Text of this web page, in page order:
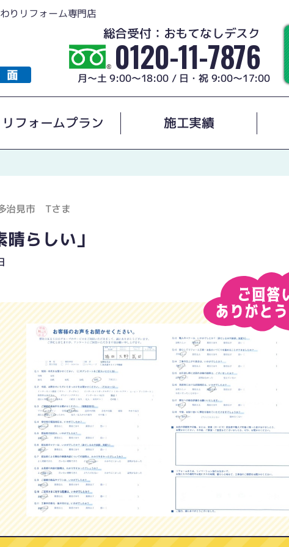
りリフォーム専門店
総合受付：おもてなしデスク
0120-11-7876
月～土 9:00～18:00 / 日・祝 9:00～17:00
リフォームプラン 施工実績
治見市 Tさま
らしい」